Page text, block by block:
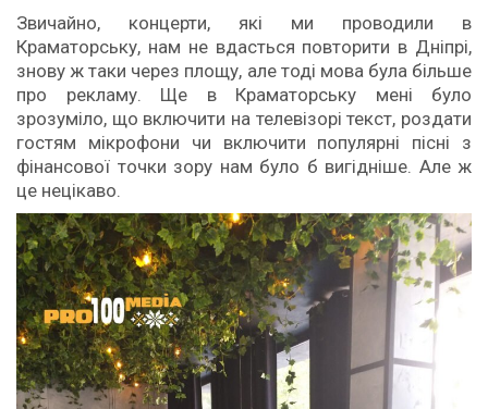
Звичайно, концерти, які ми проводили в
Краматорську, нам не вдасться повторити в Дніпрі,
знову ж таки через площу, але тоді мова була більше
про рекламу. Ще в Краматорську мені було
зрозуміло, що включити на телевізорі текст, роздати
гостям мікрофони чи включити популярні пісні з
фінансової точки зору нам було б вигідніше. Але ж
це нецікаво.